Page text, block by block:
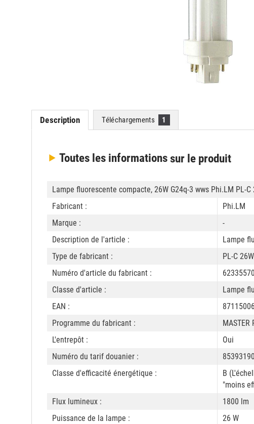
Description Téléchargements 1
Toutes les informationssur le produit
Lampe fluorescente compacte, 26W G24q-3 wws Phi.LM PL-
Fabricant :
Phi.LM
Marque :
-
Description de l'article :
Lampe
Type de fabricant :
PL-C
Numéro d'article du fabricant :
62335570
Classe d'article :
Lampe
EAN :
Programme du fabricant :
MASTER
L'entrepôt :
Oui
Numéro du tarif douanier :
85393190
Classe d'efficacité énergétique :
B
"moins
Flux lumineux :
1800 lm
Puissance de la lampe :
26 W